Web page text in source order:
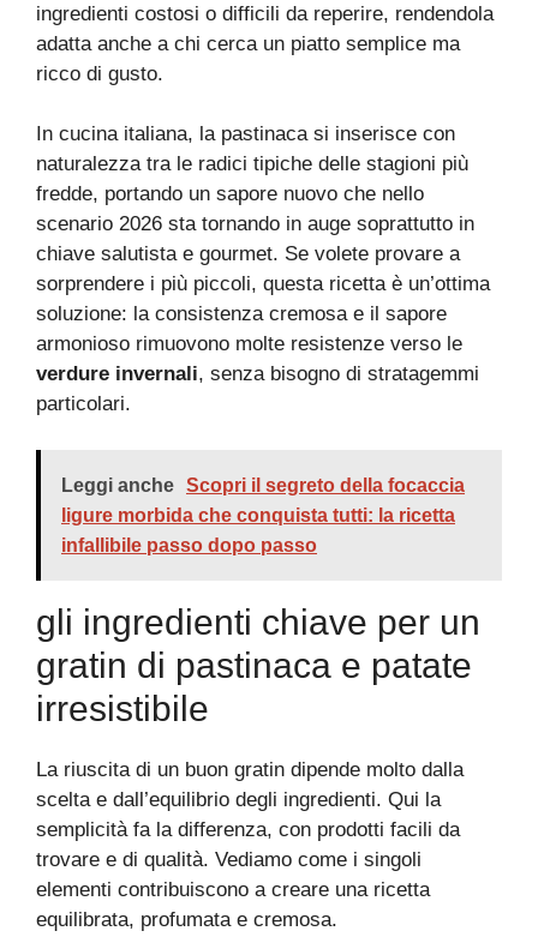
ingredienti costosi o difficili da reperire, rendendola
adatta anche a chi cerca un piatto semplice ma
ricco di gusto.
In cucina italiana, la pastinaca si inserisce con
naturalezza tra le radici tipiche delle stagioni più
fredde, portando un sapore nuovo che nello
scenario 2026 sta tornando in auge soprattutto in
chiave salutista e gourmet. Se volete provare a
sorprendere i più piccoli, questa ricetta è un’ottima
soluzione: la consistenza cremosa e il sapore
armonioso rimuovono molte resistenze verso le
verdure invernali, senza bisogno di stratagemmi
particolari.
Leggi anche Scopri il segreto della focaccia
ligure morbida che conquista tutti: la ricetta
infallibile passo dopo passo
gli ingredienti chiave per un
gratin di pastinaca e patate
irresistibile
La riuscita di un buon gratin dipende molto dalla
scelta e dall’equilibrio degli ingredienti. Qui la
semplicità fa la differenza, con prodotti facili da
trovare e di qualità. Vediamo come i singoli
elementi contribuiscono a creare una ricetta
equilibrata, profumata e cremosa.